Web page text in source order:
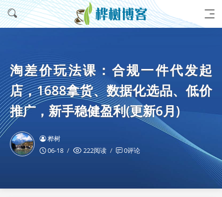
淘差价玩法课：合规一件代发起
店，1688拿货、数据化选品、低价
推广，新手稳健盈利(更新6月)
桦树
06-18
222阅读 0评论